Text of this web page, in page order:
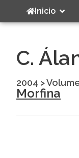
Inicio
C.
2004 >
Morfina